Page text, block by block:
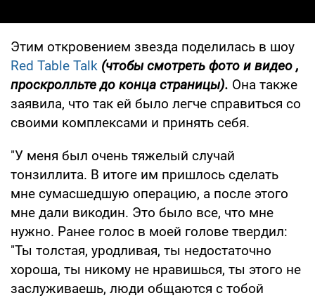
Этим откровением звезда поделилась в шоу
Red Table Talk (чтобы смотреть фото и видео ,
проскролльте до конца страницы). Она также
заявила, что так ей было легче справиться со
своими комплексами и принять себя.
"У меня был очень тяжелый случай
тонзиллита. В итоге им пришлось сделать
мне сумасшедшую операцию, а после этого
мне дали викодин. Это было все, что мне
нужно. Ранее голос в моей голове твердил:
"Ты толстая, уродливая, ты недостаточно
хороша, ты никому не нравишься, ты этого не
заслуживаешь, люди общаются с тобой